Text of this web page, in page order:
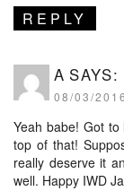
REPLY
A SAYS:
08/03/
Yeah babe! Got
top of that!
really deserve it
well. Happy IWD